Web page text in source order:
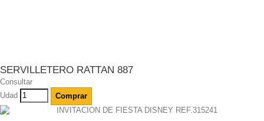
SERVILLETERO RATTAN 887
Consultar
Udad
Comprar